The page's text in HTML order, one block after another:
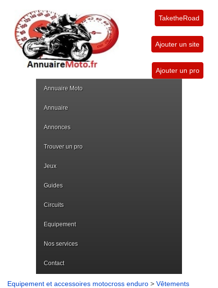
TaketheRoad
Ajouter un site
Ajouter un pro
Annuaire Moto
Annuaire
Annonces
Trouver un pro
Jeux
Guides
Circuits
Equipement
Nos services
Contact
Equipement et accessoires motocross enduro > Vêtements